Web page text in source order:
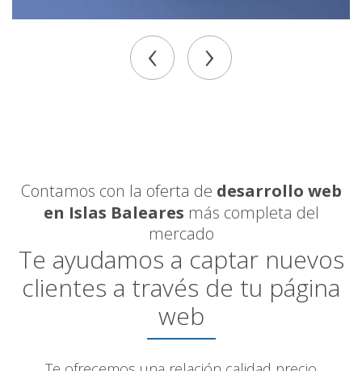
‹ ›
Contamos con la oferta de desarrollo web
en Islas Baleares más completa del
mercado
Te ayudamos a captar nuevos
clientes a través de tu página
web